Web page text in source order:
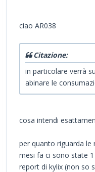
ciao AR038
Citazione:
in particolare verrà
abinare le
cosa intendi
per quanto riguarda le
mesi fa ci sono state
report di kylix (non so